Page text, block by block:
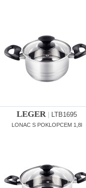
LEGER| LTB1695
LONAC S POKLOPCEM 1,8l